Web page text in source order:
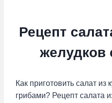
Рецепт
желудков
Как приготовить салат из
грибами? Рецепт салата